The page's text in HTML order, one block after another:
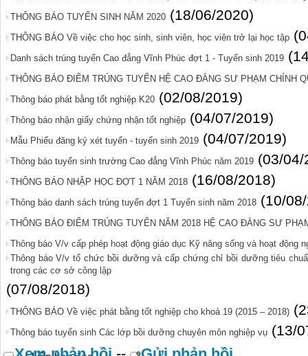
THÔNG BÁO TUYỂN SINH NĂM 2020 (18/06/2020)
THÔNG BÁO Về việc cho học sinh, sinh viên, học viên trở lại học tập
Danh sách trúng tuyển Cao đẳng Vĩnh Phúc đợt 1 - Tuyển sinh 2019
THÔNG BÁO ĐIỂM TRÚNG TUYỂN HỆ CAO ĐẲNG SƯ PHẠM CHÍNH
Thông báo phát bằng tốt nghiệp K20 (02/08/2019)
Thông báo nhận giấy chứng nhận tốt nghiệp (04/07/2019)
Mẫu Phiếu đăng ký xét tuyển - tuyển sinh 2019 (04/07/2019)
Thông báo tuyển sinh trường Cao đẳng Vĩnh Phúc năm 2019 (03/04/
THÔNG BÁO NHẬP HỌC ĐỢT 1 NĂM 2018 (16/08/2018)
Thông báo danh sách trúng tuyển đợt 1 Tuyển sinh năm 2018 (10/
THÔNG BÁO ĐIỂM TRÚNG TUYỂN NĂM 2018 HỆ CAO ĐẲNG SƯ
Thông báo V/v cấp phép hoạt động giáo dục Kỹ năng sống và hoạt động
Thông báo V/v tổ chức bồi dưỡng và cấp chứng chỉ bồi dưỡng tiêu
trong các cơ sở công lập
(07/08/2018)
THÔNG BÁO Về việc phát bằng tốt nghiệp cho khoá 19 (2015 – 2018)
Thông báo tuyển sinh Các lớp bồi dưỡng chuyên môn nghiệp vụ (13/